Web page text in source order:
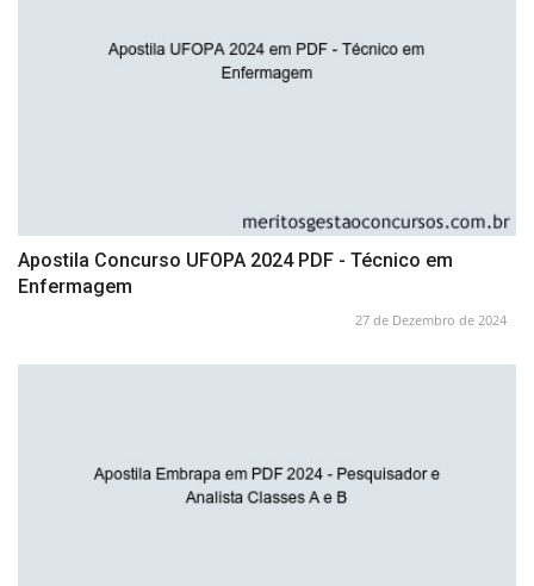
Apostila Concurso UFOPA 2024 PDF - Técnico em
Enfermagem
27 de Dezembro de 2024